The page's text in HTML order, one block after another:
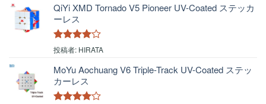
QiYi XMD Tornado V5 Pioneer UV-Coated ステッカ
ーレス
5段階中4
投稿者: HIRATA
MoYu Aochuang V6 Triple-Track UV-Coated ステッ
カーレス